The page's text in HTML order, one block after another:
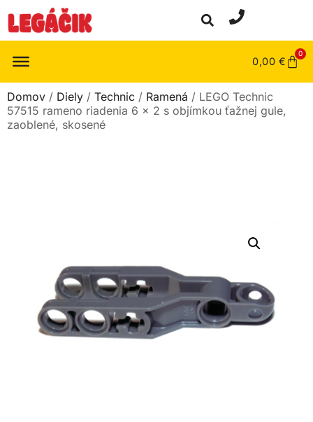
0,00 €
0
Domov / Diely / Technic / Ramená / LEGO Technic
57515 rameno riadenia 6 x 2 s objímkou ​​ťažnej gule,
zaoblené, skosené